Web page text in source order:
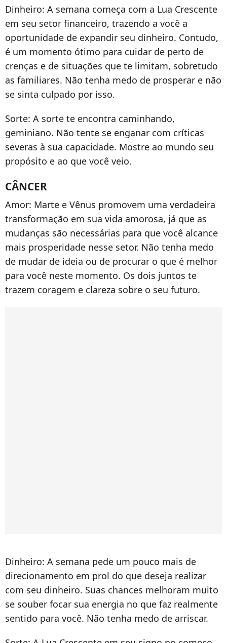
Dinheiro: A semana começa com a Lua Crescente
em seu setor financeiro, trazendo a você a
oportunidade de expandir seu dinheiro. Contudo,
é um momento ótimo para cuidar de perto de
crenças e de situações que te limitam, sobretudo
as familiares. Não tenha medo de prosperar e não
se sinta culpado por isso.
Sorte: A sorte te encontra caminhando,
geminiano. Não tente se enganar com críticas
severas à sua capacidade. Mostre ao mundo seu
propósito e ao que você veio.
CÂNCER
Amor: Marte e Vênus promovem uma verdadeira
transformação em sua vida amorosa, já que as
mudanças são necessárias para que você alcance
mais prosperidade nesse setor. Não tenha medo
de mudar de ideia ou de procurar o que é melhor
para você neste momento. Os dois juntos te
trazem coragem e clareza sobre o seu futuro.
Dinheiro: A semana pede um pouco mais de
direcionamento em prol do que deseja realizar
com seu dinheiro. Suas chances melhoram muito
se souber focar sua energia no que faz realmente
sentido para você. Não tenha medo de arriscar.